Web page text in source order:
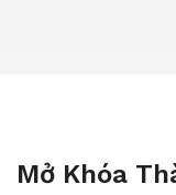
Mở Khóa